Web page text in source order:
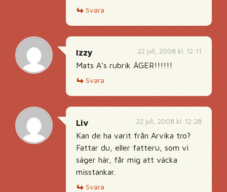
Svara
22 juli, 2008 kl. 12:11
Izzy
Mats A’s rubrik ÄGER!!!!!!
Svara
22 juli, 2008 kl. 12:28
Liv
Kan de ha varit från Arvika tro?
Fattar du, eller fatteru, som vi
säger här, får mig att väcka
misstankar.
Svara